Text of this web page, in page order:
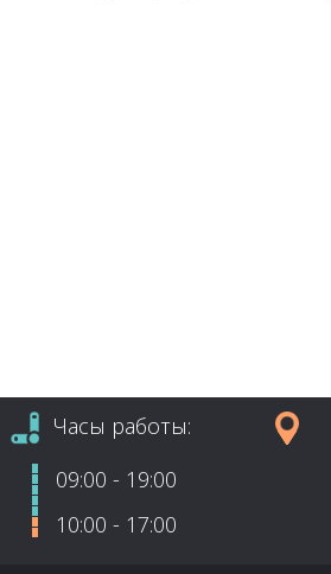
Часы работы:
09:00 - 19:00
10:00 - 17:00